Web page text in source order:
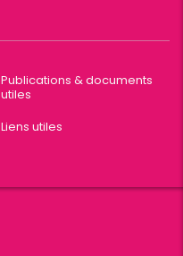
Publications & documents
utiles
Liens utiles